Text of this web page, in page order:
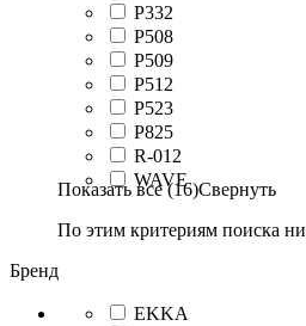
P332
P508
P509
P512
P523
P825
R-012
WAVE
Показать все (16)Свернуть
По этим критериям поиска
Бренд
EKKA